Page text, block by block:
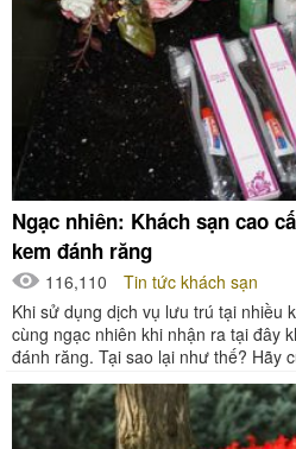
Ngạc nhiên: Khách sạn cao
kem đánh răng
116,110
Tin tức khách sạn
Khi sử dụng dịch vụ lưu trú tại nhiều
cùng ngạc nhiên khi nhận ra tại đây
đánh răng. Tại sao lại như thế? Hãy